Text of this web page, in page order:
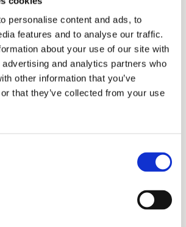
personalise content and ads, to
features and to analyse our traffic.
about your use of our site with
and analytics partners who
other information that you’ve
that they’ve collected from your use
met ultieme